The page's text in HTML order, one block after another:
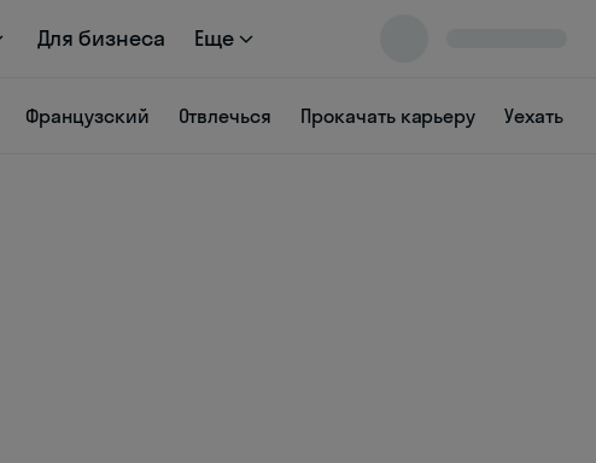
Для бизнеса Еще
Французский Отвлечься Прокачать карьеру Уехать